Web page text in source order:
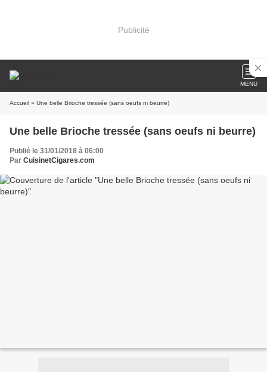
Publicité
MENU
Accueil » Une belle Brioche tressée (sans oeufs ni beurre)
Une belle Brioche tressée (sans oeufs ni beurre)
Publié le 31/01/2018 à 06:00
Par CuisinetCigares.com